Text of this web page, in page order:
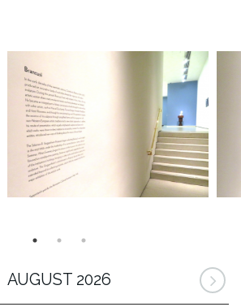
AUGUST 2026